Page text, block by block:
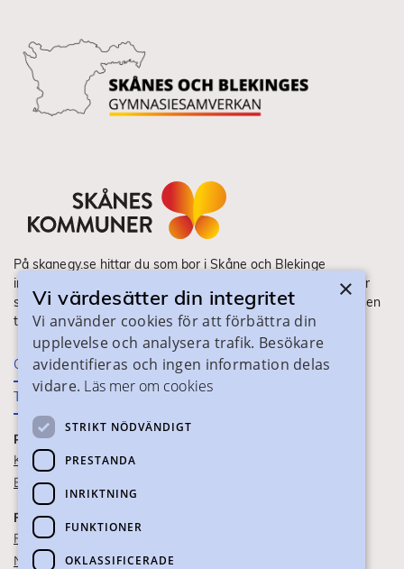
På skanegy.se hittar du som bor i Skåne och Blekinge
information om ditt gymnasieval. Här ser du vilka utbildningar
som finns och hur ansökan och antagning går till. Webbplatsen
tillhandahålls av Skånes Kommuner.
Om webbplatsen
Tillgänglighet
PRAKTISK INFORMATION
Kontaktuppgifter
Blanketter
FÖR SKOLPERSONAL
För SYV
Nationella studievägskoder
×
Vi värdesätter din integritet
Vi använder cookies för att förbättra din
upplevelse och analysera trafik. Besökare
avidentifieras och ingen information delas
vidare. Läs mer om cookies
STRIKT NÖDVÄNDIGT
PRESTANDA
INRIKTNING
FUNKTIONER
OKLASSIFICERADE